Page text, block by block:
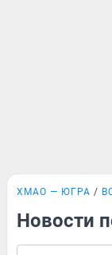
ХМАО — ЮГРА
Новости